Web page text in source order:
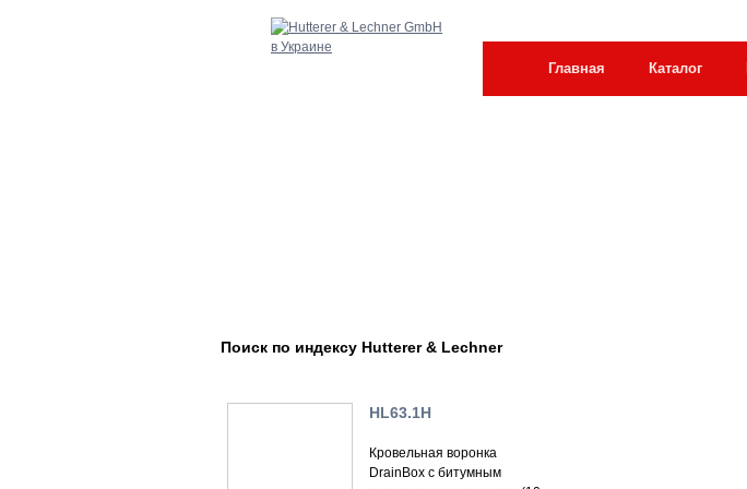
Главная Каталог
Поиск по индексу Hutterer & Lechner
HL63.1H
Кровельная воронка
DrainBox с битумным